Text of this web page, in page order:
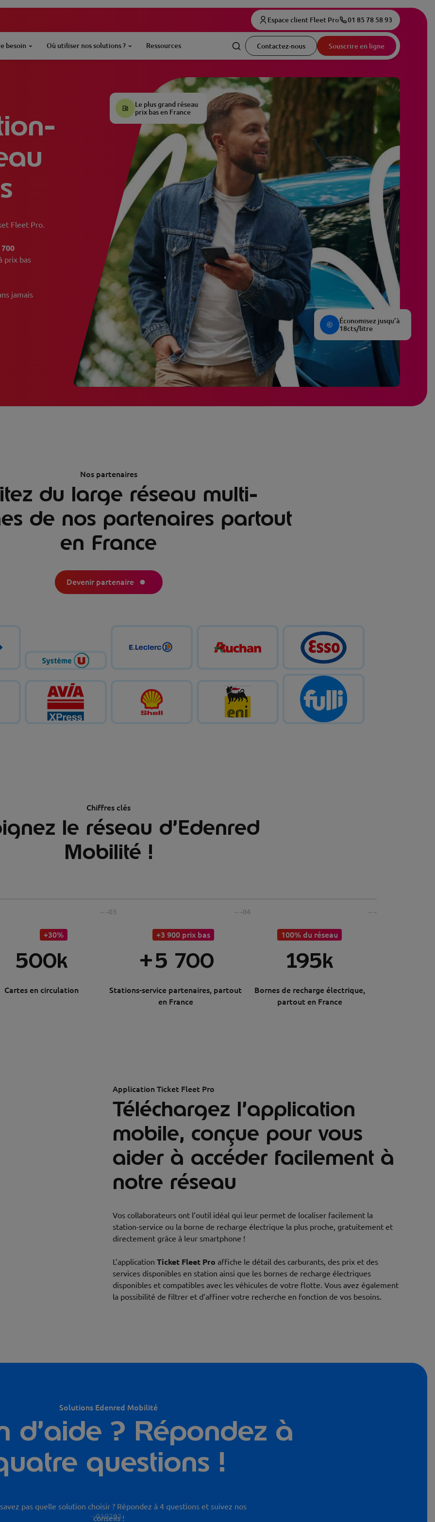
besoin Où utiliser nos solutions ? Ressources
Espace client Fleet Pro 01 85 78 58 93
Contactez-nous Souscrire en ligne
Fleet Pro.
700
prix bas
jamais
Le plus grand réseau
prix bas en France
Économisez jusqu’à
18cts/litre
Nos partenaires
du large réseau multi-
de nos partenaires partout
en France
Devenir partenaire
Chiffres clés
le réseau d’Edenred
Mobilité !
– –
+30%
500k
Cartes en circulation
03 – –
+3 900 prix bas
+5 700
Stations-service partenaires, partout
en France
04 – –
100% du réseau
195k
Bornes de recharge électrique,
partout en France
Application Ticket Fleet Pro
Téléchargez l’application
mobile, conçue pour vous
aider à accéder facilement à
notre réseau
Vos collaborateurs ont l’outil idéal qui leur permet de localiser facilement la
station-service ou la borne de recharge électrique la plus proche, gratuitement et
directement grâce à leur smartphone !
L’application Ticket Fleet Pro affiche le détail des carburants, des prix et des
services disponibles en station ainsi que les bornes de recharge électriques
disponibles et compatibles avec les véhicules de votre flotte. Vous avez également
la possibilité de filtrer et d’affiner votre recherche en fonction de vos besoins.
Solutions Edenred Mobilité
d’aide ? Répondez à
questions !
010203
pas quelle solution choisir ? Répondez à 4 questions et suivez nos
conseils !